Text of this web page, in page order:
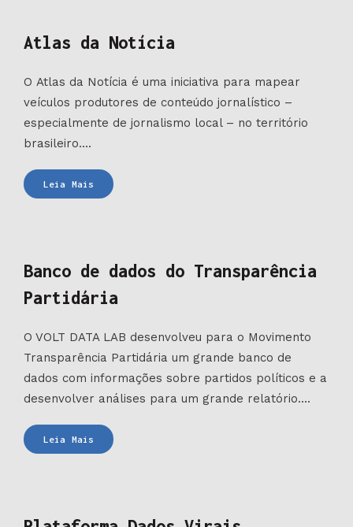
Atlas da Notícia
O Atlas da Notícia é uma iniciativa para mapear
veículos produtores de conteúdo jornalístico –
especialmente de jornalismo local – no território
brasileiro....
Leia MaisAtlas
da
Banco de dados do Transparência
Partidária
O VOLT DATA LAB desenvolveu para o Movimento
Transparência Partidária um grande banco de
dados com informações sobre partidos políticos e a
desenvolver análises para um grande relatório....
Leia MaisBanco
de